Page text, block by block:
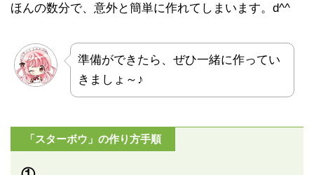
ほんの数分で、意外と簡単に作れてしまいます。d^^
準備ができたら、ぜひ一緒に作ってい
きましょ～♪
「スターボウ」の作り方手順